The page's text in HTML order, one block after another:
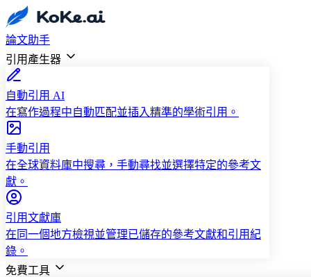
論文助手
引用產生器
自動引用 AI
在寫作過程中自動匹配並插入精準的學術引用。
手動引用
在全球資料庫中搜尋，手動尋找並選擇特定的參考文
獻。
引用文獻庫
在同一個地方檢視並管理已儲存的參考文獻和引用紀
錄。
免費工具